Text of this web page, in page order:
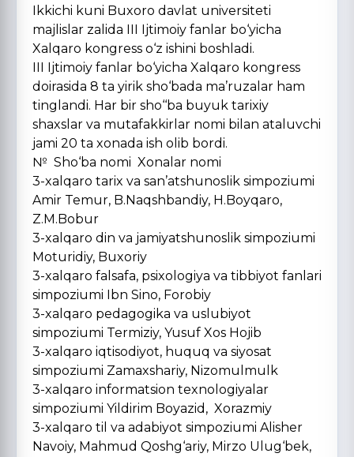
Ikkichi kuni Buxoro davlat universiteti
majlislar zalida III Ijtimoiy fanlar bo‘yicha
Xalqaro kongress o‘z ishini boshladi.
III Ijtimoiy fanlar bo‘yicha Xalqaro kongress
doirasida 8 ta yirik sho‘bada ma’ruzalar ham
tinglandi. Har bir sho‘‘ba buyuk tarixiy
shaxslar va mutafakkirlar nomi bilan ataluvchi
jami 20 ta xonada ish olib bordi.
№ Sho‘ba nomi Xonalar nomi
3-xalqaro tarix va san’atshunoslik simpoziumi
Amir Temur, B.Naqshbandiy, H.Boyqaro,
Z.M.Bobur
3-xalqaro din va jamiyatshunoslik simpoziumi
Moturidiy, Buxoriy
3-xalqaro falsafa, psixologiya va tibbiyot fanlari
simpoziumi Ibn Sino, Forobiy
3-xalqaro pedagogika va uslubiyot
simpoziumi Termiziy, Yusuf Xos Hojib
3-xalqaro iqtisodiyot, huquq va siyosat
simpoziumi Zamaxshariy, Nizomulmulk
3-xalqaro informatsion texnologiyalar
simpoziumi Yildirim Boyazid, Xorazmiy
3-xalqaro til va adabiyot simpoziumi Alisher
Navoiy, Mahmud Qoshg‘ariy, Mirzo Ulug‘bek,